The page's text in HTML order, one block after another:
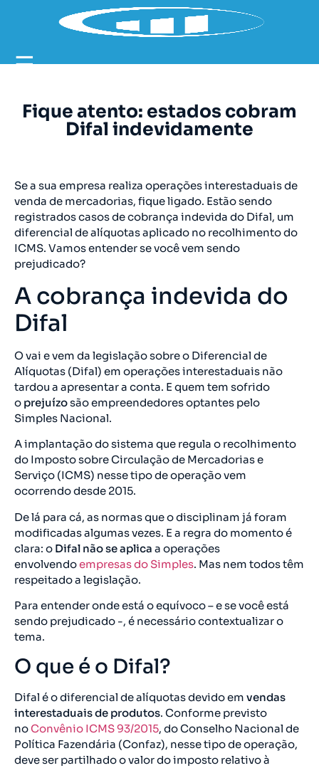
☰
Fique atento: estados cobram
Difal indevidamente
Se a sua empresa realiza operações interestaduais de
venda de mercadorias, fique ligado. Estão sendo
registrados casos de cobrança indevida do Difal, um
diferencial de alíquotas aplicado no recolhimento do
ICMS. Vamos entender se você vem sendo
prejudicado?
A cobrança indevida do
Difal
O vai e vem da legislação sobre o Diferencial de
Alíquotas (Difal) em operações interestaduais não
tardou a apresentar a conta. E quem tem sofrido
o prejuízosão empreendedores optantes pelo
Simples Nacional.
A implantação do sistema que regula o recolhimento
do Imposto sobre Circulação de Mercadorias e
Serviço (ICMS) nesse tipo de operação vem
ocorrendo desde 2015.
De lá para cá, as normas que o disciplinam já foram
modificadas algumas vezes. E a regra do momento é
clara: o Difal não se aplica a operações
envolvendoempresas do Simples. Mas nem todos têm
respeitado a legislação.
Para entender onde está o equívoco – e se você está
sendo prejudicado -, é necessário contextualizar o
tema.
O que é o Difal?
Difal é o diferencial de alíquotas devido em vendas
interestaduais de produtos. Conforme previsto
noConvênio ICMS 93/2015, do Conselho Nacional de
Política Fazendária (Confaz), nesse tipo de operação,
deve ser partilhado o valor do imposto relativo à